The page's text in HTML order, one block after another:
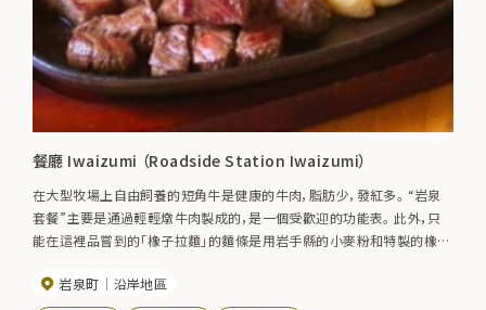
餐廳 Iwaizumi （Roadside Station Iwaizumi）
在大型牧場上自由飼養的短角牛是健康的牛肉，脂肪少，發紅多。 “岩泉
套餐”主要是通過輕輕燉牛肉製成的，是一個受歡迎的功能表。 此外，只
能在這裡品嘗到的「橡子拉麵」的麵條是用岩手縣的小麥粉和特製的橡子
岩泉町
沿岸地區